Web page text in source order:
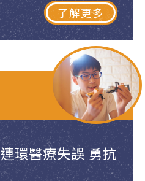
了解更多
環醫療失誤 勇抗